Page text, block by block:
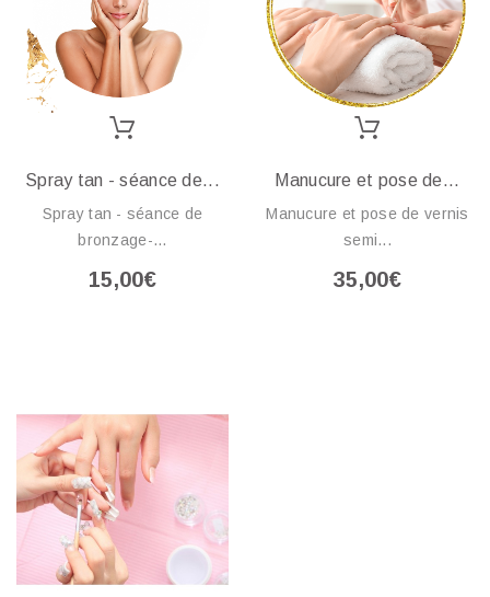
Spray tan - séance de...
Spray tan - séance de
bronzage-...
15,00€
Manucure et pose de...
Manucure et pose de vernis
semi...
35,00€